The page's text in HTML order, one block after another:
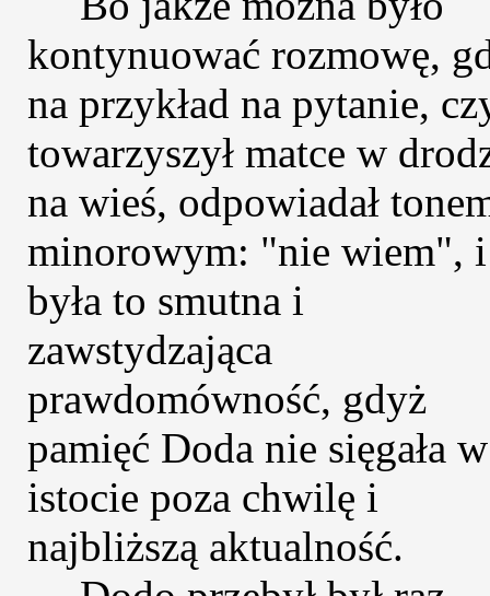
kontynuować rozmowę,
na przykład na pytanie,
towarzyszył matce w
na wieś, odpowiadał
minorowym: "nie wiem", i
była to smutna i
zawstydzająca
prawdomówność, gdyż
pamięć Doda nie sięgała w
istocie poza chwilę i
najbliższą aktualność.